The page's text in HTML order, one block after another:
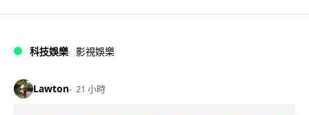
科技娛樂 影視娛樂
Lawton 21 小時